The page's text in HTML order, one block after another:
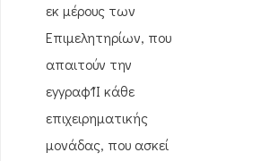
εκ μέρους των
Επιμελητηρίων, που
απαιτούν την
εyyραφ1Ί κάθε
επιχειρηματικής
μονάδας, που ασκεί